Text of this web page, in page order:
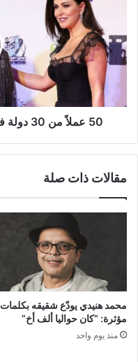
دولة
في
مهرجان
أسوان
لأفلام
50 عملاً من 30 دولة في مهرجان أسوان لأفلام المرأة
مقالات ذات صلة
محمد هنيدي يودّع شقيقه بكلمات
مؤثرة: “كان حواليا ألف أخ”
منذ يوم واحد